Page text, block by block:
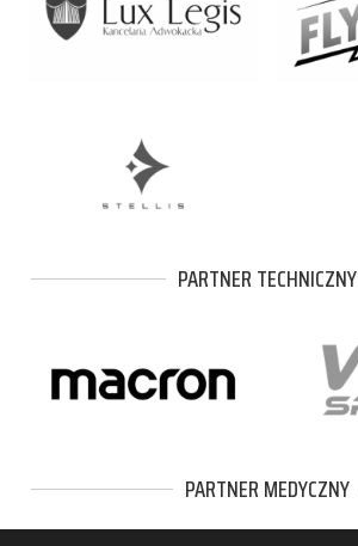
PARTNER TECHNICZNY
PARTNER MEDYCZNY